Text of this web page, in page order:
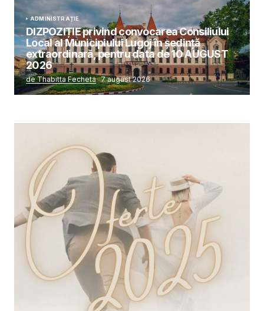
ADMINISTRAȚIE
DIZPOZIȚIE privind convocarea Consiliului
Local al Municipiului Lugoj în şedinţă
extraordinară, pentru data de 10 AUGUST
2026
de Thabitta Fecheta 7 august 2026